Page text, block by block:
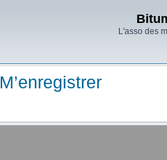
L'asso des
M’enregistrer